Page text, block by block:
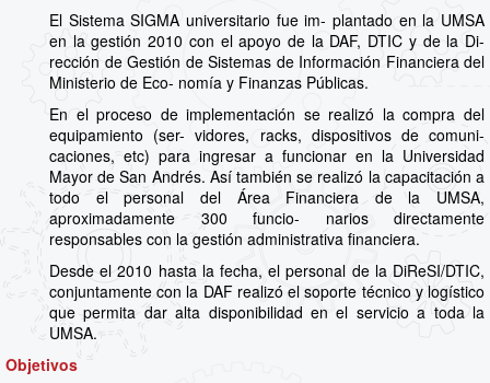
El Sistema SIGMA universitario fue im- plantado en la UMSA
en la gestión 2010 con el apoyo de la DAF, DTIC y de la Di-
rección de Gestión de Sistemas de Información Financiera del
Ministerio de Eco- nomía y Finanzas Públicas.
En el proceso de implementación se realizó la compra del
equipamiento (ser- vidores, racks, dispositivos de comuni-
caciones, etc) para ingresar a funcionar en la Universidad
Mayor de San Andrés. Así también se realizó la capacitación a
todo el personal del Área Financiera de la UMSA,
aproximadamente 300 funcio- narios directamente
responsables con la gestión administrativa financiera.
Desde el 2010 hasta la fecha, el personal de la DiReSI/DTIC,
conjuntamente con la DAF realizó el soporte técnico y logístico
que permita dar alta disponibilidad en el servicio a toda la
UMSA.
Objetivos